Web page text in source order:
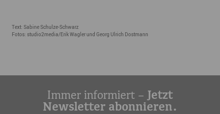
Text: Sabine Schulze-Schwarz
Fotos: studio2media/Erik Wagler und Georg Ulrich Dostmann
Immer informiert – Jetzt
Newsletter abonnieren.